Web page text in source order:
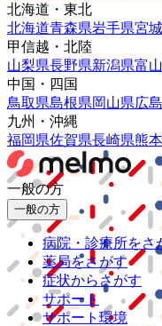
北海道・東北
北海道青森県岩手県宮
甲信越・北陸
山梨県長野県新潟県富
中国・四国
鳥取県島根県岡山県広
九州・沖縄
福岡県佐賀県長崎県熊
一般の方
一般の方
病院・診療所をさ
薬局をさがす
症状からさがす
サポート
サポート環境